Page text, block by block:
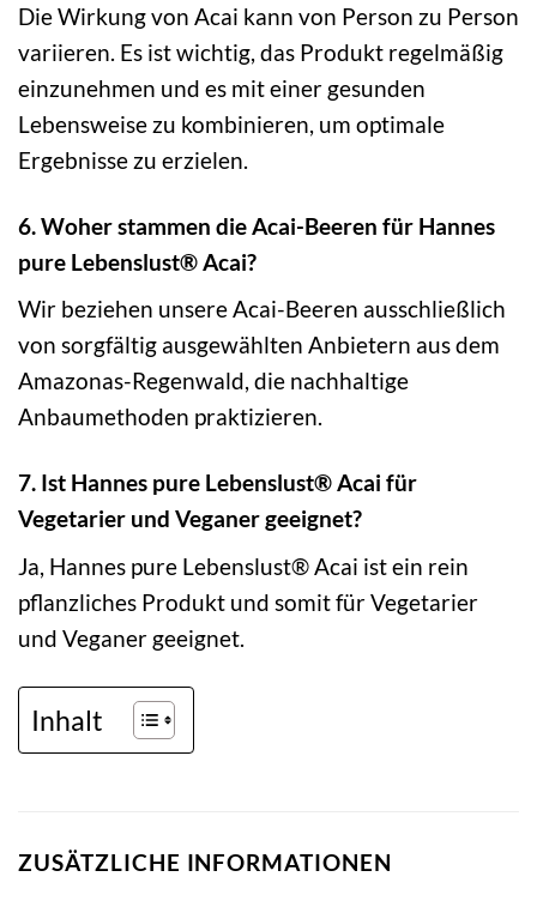
Die Wirkung von Acai kann von Person zu Person
variieren. Es ist wichtig, das Produkt regelmäßig
einzunehmen und es mit einer gesunden
Lebensweise zu kombinieren, um optimale
Ergebnisse zu erzielen.
6. Woher stammen die Acai-Beeren für Hannes
pure Lebenslust® Acai?
Wir beziehen unsere Acai-Beeren ausschließlich
von sorgfältig ausgewählten Anbietern aus dem
Amazonas-Regenwald, die nachhaltige
Anbaumethoden praktizieren.
7. Ist Hannes pure Lebenslust® Acai für
Vegetarier und Veganer geeignet?
Ja, Hannes pure Lebenslust® Acai ist ein rein
pflanzliches Produkt und somit für Vegetarier
und Veganer geeignet.
Inhalt
ZUSÄTZLICHE INFORMATIONEN